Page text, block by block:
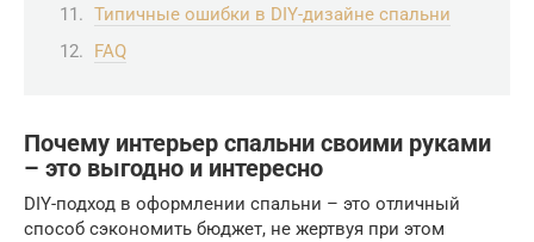
Типичные ошибки в DIY-дизайне спальни
FAQ
Почему интерьер спальни своими руками
– это выгодно и интересно
DIY-подход в оформлении спальни – это отличный
способ сэкономить бюджет, не жертвуя при этом